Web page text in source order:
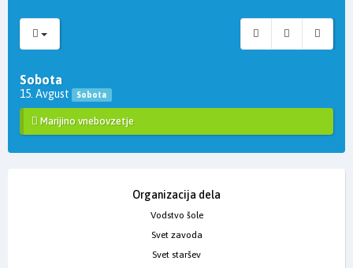
Sobota
15. Avgust Sobota
Marijino vnebovzetje
Organizacija dela
Vodstvo šole
Svet zavoda
Svet staršev